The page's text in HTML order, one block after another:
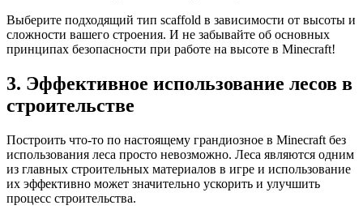
Выберите подходящий тип scaffold в зависимости от высоты и
сложности вашего строения. И не забывайте об основных
принципах безопасности при работе на высоте в Minecraft!
3. Эффективное использование лесов в
строительстве
Построить что-то по настоящему грандиозное в Minecraft без
использования леса просто невозможно. Леса являются одним
из главных строительных материалов в игре и использование
их эффективно может значительно ускорить и улучшить
процесс строительства.